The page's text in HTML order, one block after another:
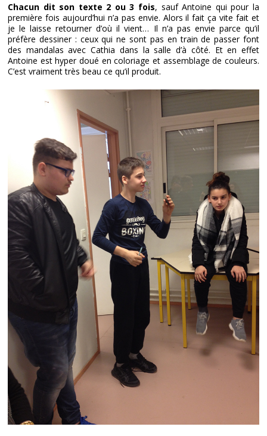
Chacun dit son texte 2 ou 3 fois, sauf Antoine qui pour la
première fois aujourd’hui n’a pas envie. Alors il fait ça vite fait et
je le laisse retourner d’où il vient… Il n’a pas envie parce qu’il
préfère dessiner : ceux qui ne sont pas en train de passer font
des mandalas avec Cathia dans la salle d’à côté. Et en effet
Antoine est hyper doué en coloriage et assemblage de couleurs.
C’est vraiment très beau ce qu’il produit.